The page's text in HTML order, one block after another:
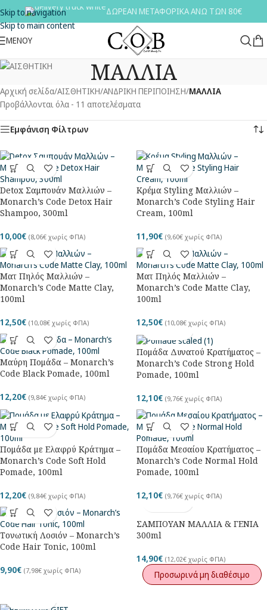
Skip to navigation
Skip to main content
ΔΩΡΕΑΝ ΜΕΤΑΦΟΡΙΚΑ ΑΝΩ ΤΩΝ 80€
ΜΕΝΟΥ
ΜΑΛΛΙΑ
Αρχική σελίδα/ΑΙΣΘΗΤΙΚΗ/ΑΝΔΡΙΚΗ ΠΕΡΙΠΟΙΗΣΗ/ΜΑΛΛΙΑ
Προβάλλονται όλα - 11 αποτελέσματα
Εμφάνιση Φίλτρων
Detox Σαμπουάν Μαλλιών –
Monarch’s Code Detox Hair
Shampoo, 300ml
10,00€ (8,06€ χωρίς ΦΠΑ)
Κρέμα Styling Μαλλιών –
Monarch’s Code Styling Hair
Cream, 100ml
11,90€ (9,60€ χωρίς ΦΠΑ)
Ματ Πηλός Μαλλιών –
Monarch’s Code Matte Clay,
100ml
12,50€ (10,08€ χωρίς ΦΠΑ)
Ματ Πηλός Μαλλιών –
Monarch’s Code Matte Clay,
100ml
12,50€ (10,08€ χωρίς ΦΠΑ)
Μαύρη Πομάδα – Monarch’s
Code Black Pomade, 100ml
12,20€ (9,84€ χωρίς ΦΠΑ)
Πομάδα Δυνατού Κρατήματος –
Monarch’s Code Strong Hold
Pomade, 100ml
12,10€ (9,76€ χωρίς ΦΠΑ)
Πομάδα με Ελαφρύ Κράτημα –
Monarch’s Code Soft Hold
Pomade, 100ml
12,20€ (9,84€ χωρίς ΦΠΑ)
Πομάδα Μεσαίου Κρατήματος –
Monarch’s Code Normal Hold
Pomade, 100ml
12,10€ (9,76€ χωρίς ΦΠΑ)
Τονωτική Λοσιόν – Monarch’s
Code Hair Tonic, 100ml
9,90€ (7,98€ χωρίς ΦΠΑ)
ΣΑΜΠΟΥΑΝ ΜΑΛΛΙΑ & ΓΕΝΙΑ
300ml
14,90€ (12,02€ χωρίς ΦΠΑ)
Προσωρινά μη διαθέσιμο